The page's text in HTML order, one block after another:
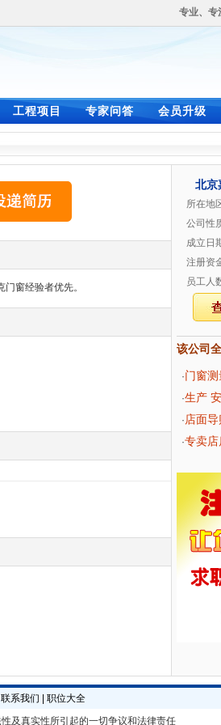
专业、专
工程项目 专家问答 会员升级
窗经验者优先。
北京
所在地
公司性
成立日
注册资
员工人
该公司
·门窗测
·生产 安
· 店面导
·专卖店
联系我们
职位大全
及真实性所引起的一切争议和法律责任